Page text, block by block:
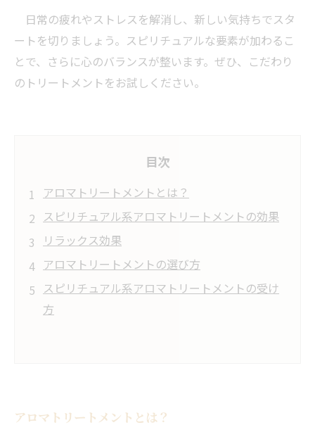
日常の疲れやストレスを解消し、新しい気持ちでスタ
ートを切りましょう。スピリチュアルな要素が加わるこ
とで、さらに心のバランスが整います。ぜひ、こだわり
のトリートメントをお試しください。
目次
アロマトリートメントとは？
スピリチュアル系アロマトリートメントの効果
リラックス効果
アロマトリートメントの選び方
スピリチュアル系アロマトリートメントの受け
方
アロマトリートメントとは？